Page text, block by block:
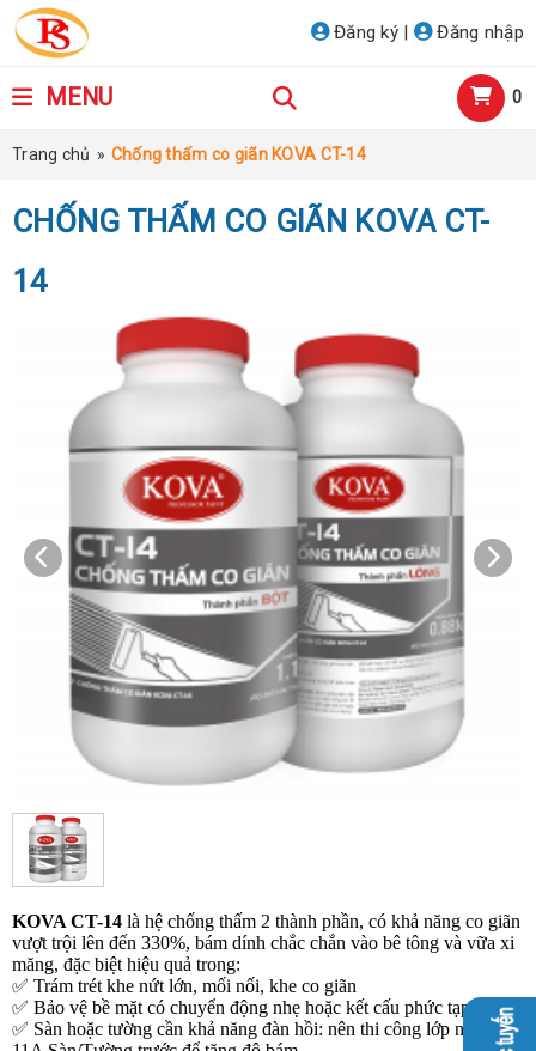
Đăng ký | Đăng nhập
MENU 0
Trang chủ » Chống thấm co giãn KOVA CT-14
CHỐNG THẤM CO GIÃN KOVA CT-
14
KOVA CT-14 là hệ chống thấm 2 thành phần, có khả năng co giãn
vượt trội lên đến 330%, bám dính chắc chắn vào bê tông và vữa xi
măng, đặc biệt hiệu quả trong:
✅ Trám trét khe nứt lớn, mối nối, khe co giãn
✅ Bảo vệ bề mặt có chuyển động nhẹ hoặc kết cấu phức tạp
✅ Sàn hoặc tường cần khả năng đàn hồi: nên thi công lớp nền CT-